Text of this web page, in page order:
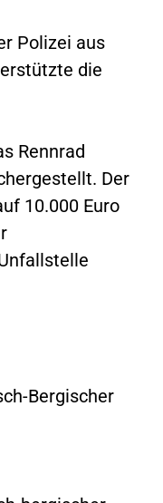
Polizei aus
die
Rennrad
Der
10.000 Euro
Bergischer